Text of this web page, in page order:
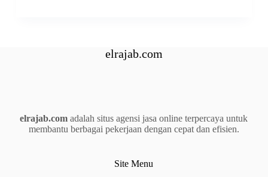
elrajab.com
elrajab.com adalah situs agensi jasa online terpercaya untuk
membantu berbagai pekerjaan dengan cepat dan efisien.
Site Menu